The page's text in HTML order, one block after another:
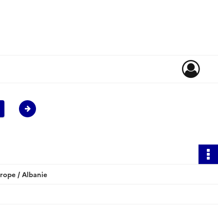
/ Albanie